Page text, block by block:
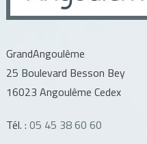
GrandAngoulême
25 Boulevard Besson Bey
16023 Angoulême Cedex
Tél. : 05 45 38 60 60